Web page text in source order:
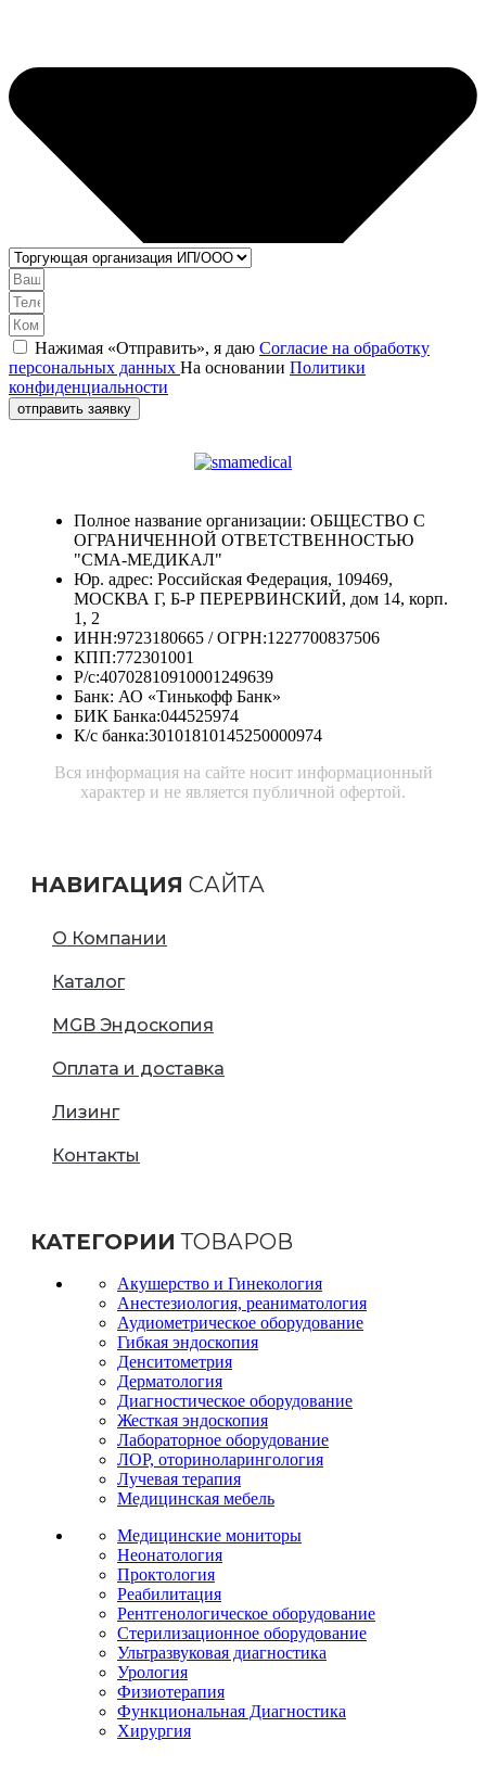
Нажимая «Отправить», я даю Согласие на обработку
персональных данных На основании Политики
конфиденциальности
отправить заявку
Полное название организации: ОБЩЕСТВО С
ОГРАНИЧЕННОЙ ОТВЕТСТВЕННОСТЬЮ
"СМА-МЕДИКАЛ"
Юр. адрес: Российская Федерация, 109469,
МОСКВА Г, Б-Р ПЕРЕРВИНСКИЙ, дом 14, корп.
1, 2
ИНН:9723180665 / ОГРН:1227700837506
КПП:772301001
Р/с:40702810910001249639
Банк: АО «Тинькофф Банк»
БИК Банка:044525974
К/с банка:30101810145250000974
Вся информация на сайте носит информационный
характер и не является публичной офертой.
НАВИГАЦИЯ САЙТА
О Компании
Каталог
MGB Эндоскопия
Оплата и доставка
Лизинг
Контакты
КАТЕГОРИИ ТОВАРОВ
Акушерство и Гинекология
Анестезиология, реаниматология
Аудиометрическое оборудование
Гибкая эндоскопия
Денситометрия
Дерматология
Диагностическое оборудование
Жесткая эндоскопия
Лабораторное оборудование
ЛОР, оториноларингология
Лучевая терапия
Медицинская мебель
Медицинские мониторы
Неонатология
Проктология
Реабилитация
Рентгенологическое оборудование
Стерилизационное оборудование
Ультразвуковая диагностика
Урология
Физиотерапия
Функциональная Диагностика
Хирургия